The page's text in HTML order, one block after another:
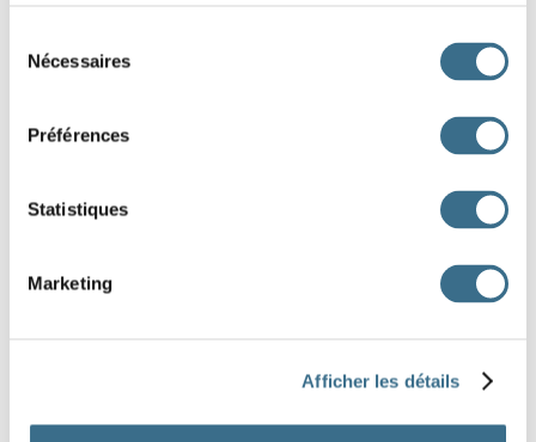
Nécessaires
Préférences
Statistiques
Marketing
Afficher les détails
chanter - Conditionnel Présent
mentir - Conditionnel Présent